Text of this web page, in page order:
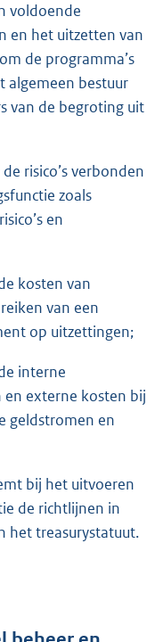
voldoende
en het uitzetten van
de programma’s
algemeen bestuur
van de begroting uit
risico’s verbonden
zoals
en
kosten van
van een
op uitzettingen;
interne
externe kosten bij
geldstromen en
bij het uitvoeren
de richtlijnen in
het treasurystatuut.